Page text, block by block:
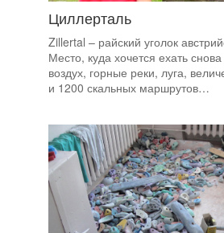
Циллерталь
Zillertal – райский уголок
Место, куда хочется ехать
воздух, горные реки, луга,
и 1200 скальных маршрутов…